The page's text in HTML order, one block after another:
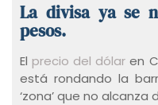
La divisa ya se
pesos.
El precio del dólar en
está rondando la
‘zona’ que no